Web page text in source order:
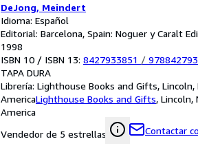
DeJong, Meindert
Idioma: Español
Editorial: Barcelona, Spain: Noguer y Caralt
1998
ISBN 10 / ISBN 13: 8427933851 /
TAPA DURA
Librería: Lighthouse Books and Gifts, Lincoln,
AmericaLighthouse Books and Gifts, Lincoln,
America
Vendedor de 5 estrellas
Contactar